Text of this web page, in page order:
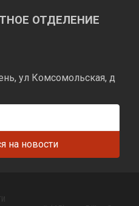
ОТДЕЛЕНИЕ
ул Комсомольская, д